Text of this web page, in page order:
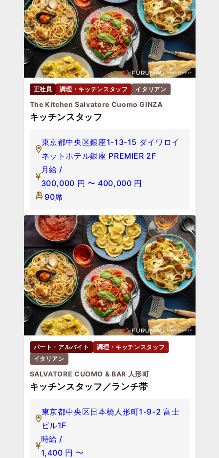
正社員 調理・キッチンスタッフ イタリアン
The Kitchen Salvatore Cuomo GINZA
キッチンスタッフ
東京都中央区銀座1-13-15 ダイワロイ
ネットホテル銀座 PREMIER 2F
月給 /
300,000 円 〜 400,000 円
90席
パート・アルバイト
調理・キッチンスタッフ
イタリアン
SALVATORE CUOMO & BAR 人形町
キッチンスタッフ／ランチ帯
東京都中央区日本橋人形町1-9-2 富士
ビル1F
時給 /
1,400 円 〜